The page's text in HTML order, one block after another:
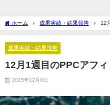
ホーム 成果実績・結果報告 12
成果実績・結果報告
12月1週目のPPCアフ
2015年12月8日